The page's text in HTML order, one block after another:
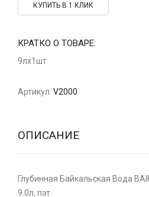
КУПИТЬ В 1 КЛИК
КРАТКО О ТОВАРЕ:
9лх1шт
Артикул: V2000
ОПИСАНИЕ
Глубинная Байкальская Вода
9.0л, пэт